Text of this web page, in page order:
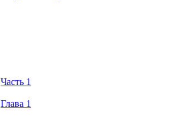
Часть 1
Глава 1